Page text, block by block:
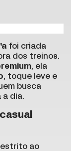
foi criada
dos treinos.
, ela
, toque leve e
busca
a dia.
ao